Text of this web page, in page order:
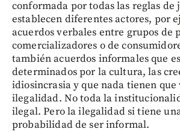
conformada por todas las reglas de
establecen diferentes actores, por
acuerdos verbales entre grupos de
comercializadores o de
también acuerdos informales que
determinados por la cultura, las
idiosincrasia y que nada tienen que
ilegalidad. No toda la
ilegal. Pero la ilegalidad si tiene
probabilidad de ser informal.